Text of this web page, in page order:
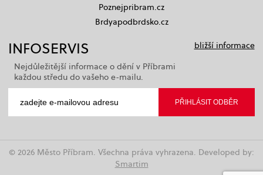
Poznejpribram.cz
Brdyapodbrdsko.cz
INFOSERVIS
bližší informace
Nejdůležitější informace o dění v Příbrami
každou středu do vašeho e-mailu.
© 2026 Město Příbram. Všechna práva vyhrazena. Developed by:
Smartim